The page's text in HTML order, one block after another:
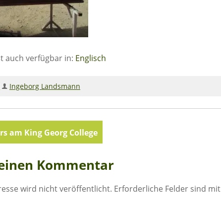
auch verfügbar in: Englisch
Ingeborg Landsmann
am King Georg College
Kommentar
wird nicht veröffentlicht. Erforderliche Felder sind mit